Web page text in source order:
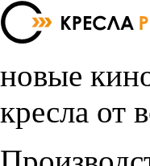
новые
кресла от